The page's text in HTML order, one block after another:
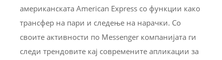
американската American Express со функции како
трансфер на пари и следење на нарачки. Со
своите активности по Messenger компанијата ги
следи трендовите кај современите апликации за